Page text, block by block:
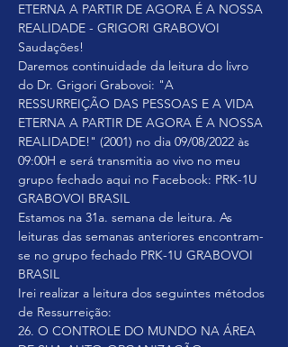
ETERNA A PARTIR DE AGORA É A NOSSA
REALIDADE - GRIGORI GRABOVOI
Saudações!
Daremos continuidade da leitura do livro
do Dr. Grigori Grabovoi: "A
RESSURREIÇÃO DAS PESSOAS E A VIDA
ETERNA A PARTIR DE AGORA É A NOSSA
REALIDADE!" (2001) no dia 09/08/2022 às
09:00H e será transmitia ao vivo no meu
grupo fechado aqui no Facebook: PRK-1U
GRABOVOI BRASIL
Estamos na 31a. semana de leitura. As
leituras das semanas anteriores encontram-
se no grupo fechado PRK-1U GRABOVOI
BRASIL
Irei realizar a leitura dos seguintes métodos
de Ressurreição:
26. O CONTROLE DO MUNDO NA ÁREA